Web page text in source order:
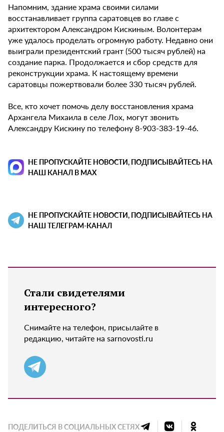
Напомним, здание храма своими силами
восстанавливает группа саратовцев во главе с
архитектором Александром Кискиным. Волонтерам
уже удалось проделать огромную работу. Недавно они
выиграли президентский грант (500 тысяч рублей) на
создание парка. Продолжается и сбор средств для
реконструкции храма. К настоящему времени
саратовцы пожертвовали более 330 тысяч рублей.
Все, кто хочет помочь делу восстановления храма
Архангела Михаила в селе Лох, могут звонить
Александру Кискину по телефону 8-903-383-19-46.
НЕ ПРОПУСКАЙТЕ НОВОСТИ, ПОДПИСЫВАЙТЕСЬ НА
НАШ КАНАЛ В MAX
НЕ ПРОПУСКАЙТЕ НОВОСТИ, ПОДПИСЫВАЙТЕСЬ НА
НАШ ТЕЛЕГРАМ-КАНАЛ
Стали свидетелями
интересного?
Снимайте на телефон, присылайте в
редакцию, читайте на sarnovosti.ru
ПОДЕЛИТЬСЯ В СОЦИАЛЬНЫХ СЕТЯХ